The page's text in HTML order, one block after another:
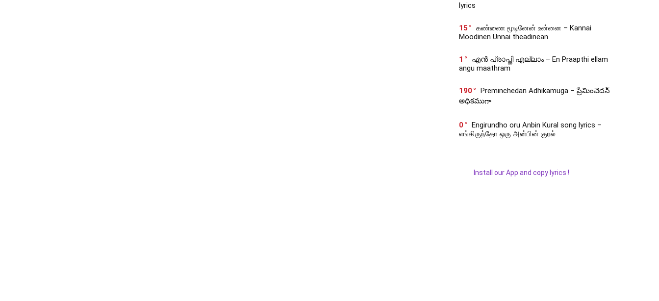
lyrics
15
கண்ணை மூடினேன் உன்னை – Kannai
Moodinen Unnai theadinean
1
എൻ പ്രാപ്തി എല്ലാം – En Praapthi ellam
angu maathram
190
Preminchedan Adhikamuga – ప్రేమించెదన్
అధికముగా
0
Engirundho oru Anbin Kural song lyrics –
எங்கிருந்தோ ஒரு அன்பின் குரல்
Install our App and copy lyrics !